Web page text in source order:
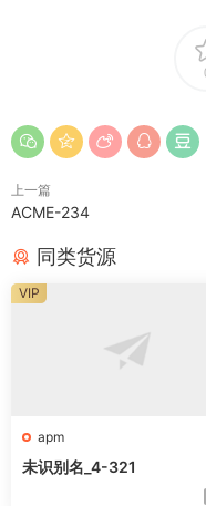
上一篇
ACME-234
同类货源
apm
未识别名_4-321
VIP